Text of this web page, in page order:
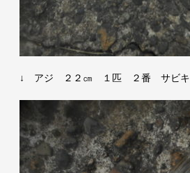
↓ アジ ２２㎝ １匹 ２番 サビキ